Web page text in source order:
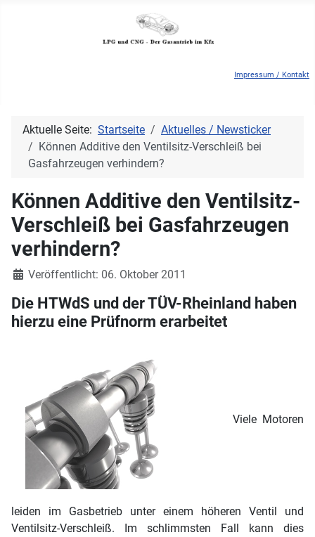
Impressum / Kontakt
Aktuelle Seite: Startseite
Aktuelles / Newsticker
Können Additive den Ventilsitz-Verschleiß bei
Gasfahrzeugen verhindern?
Können Additive den Ventilsitz-
Verschleiß bei Gasfahrzeugen
verhindern?
DetailsVeröffentlicht: 06. Oktober 2011
Die HTWdS und der TÜV-Rheinland haben
hierzu eine Prüfnorm erarbeitet
Viele Motoren
leiden im Gasbetrieb unter einem höheren Ventil und
Ventilsitz-Verschleiß. Im schlimmsten Fall kann dies